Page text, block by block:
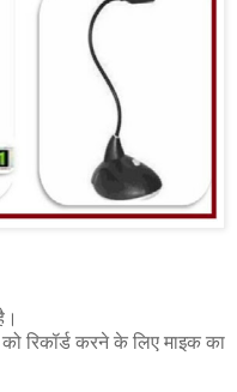
रिकॉर्ड करने के लिए माइक का